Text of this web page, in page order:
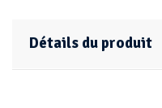
Détails du produit